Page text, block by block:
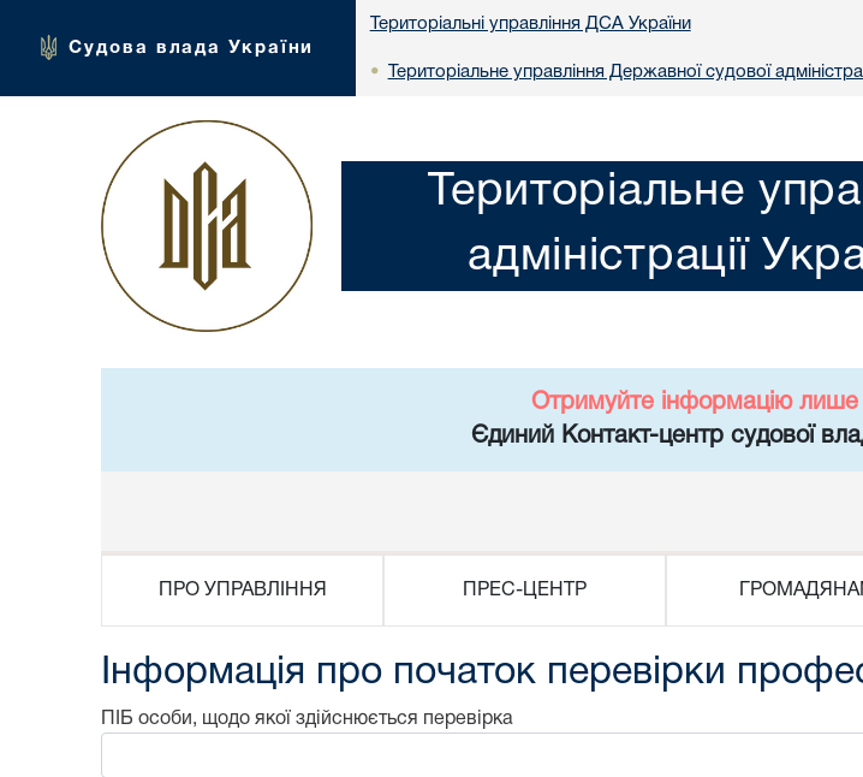
Судова влада України
Територіальні управління ДСА України
• Територіальне управління Державної судової
Територіальне
адміністрації
Отримуйте інформацію лише
Єдиний Контакт-центр судової
ПРО УПРАВЛІННЯ ПРЕС-ЦЕНТР
Інформація про початок перевірки
ПІБ особи, щодо якої здійснюється перевірка